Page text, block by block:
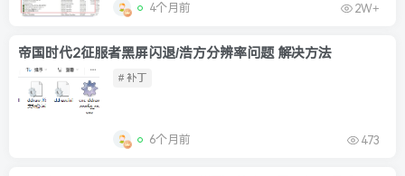
4个月前 2W+
帝国时代2征服者黑屏闪退/浩方分辨率问题 解决方法
# 补丁
6个月前 473